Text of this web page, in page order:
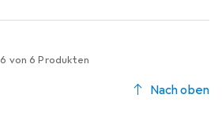
6 von 6 Produkten
Nach oben